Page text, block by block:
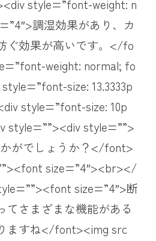
style=”font-weight: n
調湿効果があり、カ
ぐ効果が高いです。</fo
weight: normal; fo
size: 13.3333p
style=”font-size: 10p
style=””><div style=””>
がでしょうか？</font>
size=”4″><br></
size=”4″>断
てさまざまな機能がある
ますね</font><img src